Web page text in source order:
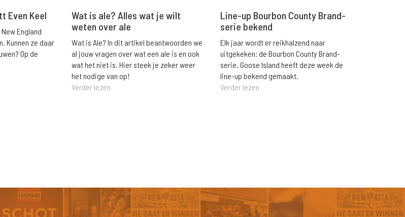
Even Keel
England
Kunnen ze daar
Op de
Wat is ale? Alles wat je wilt
weten over ale
Wat is Ale? In dit artikel beantwoorden we
al jouw vragen over wat een ale is en ook
wat het niet is. Hier steek je zeker weer
het nodige van op!
Verder lezen
Line-up Bourbon County Brand-
serie bekend
Elk jaar wordt er reikhalzend naar
uitgekeken: de Bourbon County Brand-
serie. Goose Island heeft deze week de
line-up bekend gemaakt.
Verder lezen